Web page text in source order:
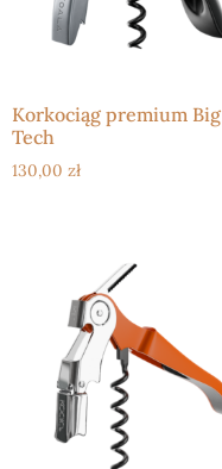
Korkociąg premium Big
Tech
130,00 zł